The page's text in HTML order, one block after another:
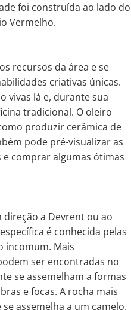
foi construída ao lado do
Vermelho.
recursos da área e se
criativas únicas.
vivas lá e, durante sua
tradicional. O oleiro
produzir cerâmica de
pode pré-visualizar as
comprar algumas ótimas
a Devrent ou ao
é conhecida pelas
incomum. Mais
ser encontradas no
se assemelham a formas
e focas. A rocha mais
assemelha a um camelo.